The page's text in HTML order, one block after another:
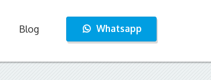
Blog Whatsapp